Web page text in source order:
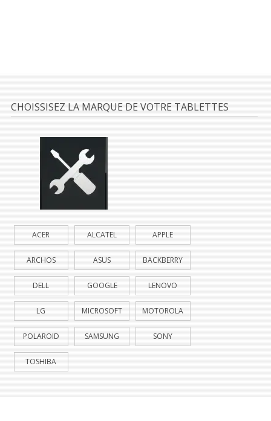
CHOISSISEZ LA MARQUE DE VOTRE TABLETTES
ACER ALCATEL APPLE
ARCHOS ASUS BACKBERRY
DELL GOOGLE LENOVO
LG MICROSOFT MOTOROLA
POLAROID SAMSUNG SONY
TOSHIBA